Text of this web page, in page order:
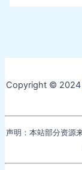
Copyright © 2024
声明：本站部分资源